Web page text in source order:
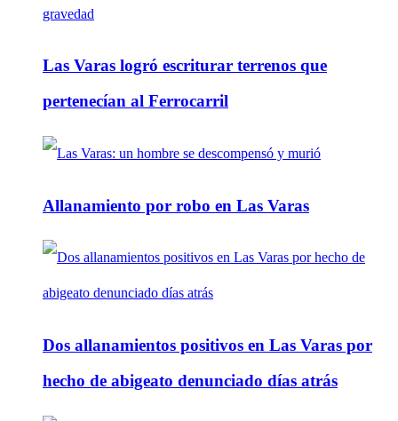
Las Varas logró escriturar terrenos que
pertenecían al Ferrocarril
Allanamiento por robo en Las Varas
Dos allanamientos positivos en Las Varas por
hecho de abigeato denunciado días atrás